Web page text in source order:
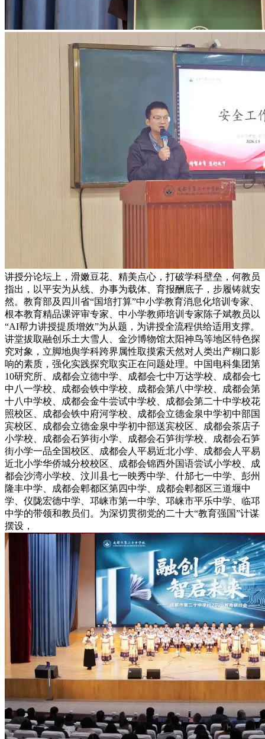
讲授分论坛上，滑嫩豆花、精美点心，打破学科壁垒，何教员
指出，以平安为从线、办事为载体、育报酬底子，步履铸就安
然。教育部及四川省“国培打算”中小学教育消息化培训专家、
根本教育精品课评审专家、中小学教师培训专家陈子斌教员以
“AI帮力讲授提质增效”为从题，为讲授全流程供给适用支撑。
讲堂拔取融创乐土大雪人、金沙博物馆太阳神鸟等地区特色探
究对象，立脚地舆学科跨界属性取摸索天然对人类出产糊口影
响的素质，强化实践探究取实正在问题处理。中国电科集团第
10研究所、成都会立德中学、成都会七中万达学校、成都会七
中八一学校、成都会铁中学校、成都会第八中学校、成都会第
十八中学校、成都会金牛尝试中学校、成都会第二十中学校花
照校区、成都会铁中府河学校、成都会立德金泉中学初中部国
宾校区、成都会立德金泉中学初中部送宾校区、成都会茶店子
小学校、成都会石笋街小学、成都会石笋街学校、成都会石笋
街小学一品全国校区、成都会人平易近北小学、成都会人平易
近北小学华侨城分校校区、成都会锦西外国语尝试小学校、成
都会沙湾小学校、汶川县七一映秀中学、什邡七一中学、彭州
隆丰中学、成都会郫都区第四中学、成都会郫都区三道堰中
学、仪陇宏德中学、邛崃市第一中学、邛崃市平乐中学、临邛
中学的带领和教员们。为深切贯彻党的二十大“教育强国”计谋
摆设，